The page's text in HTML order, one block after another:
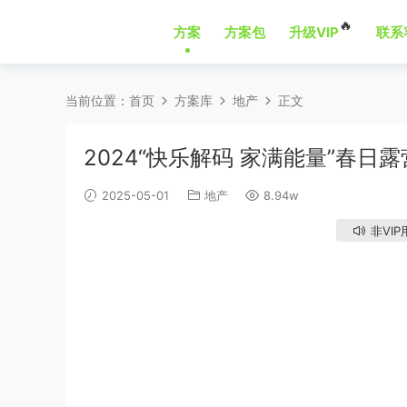
方案 方案包 升级VIP🔥 联系
当前位置： 首页 方案库 地产 正文
2024“快乐解码 家满能量”春日
2025-05-01 地产 8.94w
非VIP